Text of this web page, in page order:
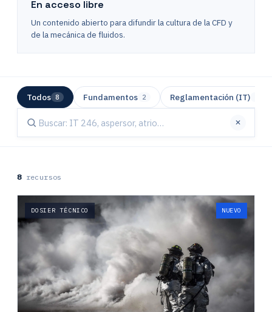
En acceso libre
Un contenido abierto para difundir la cultura de la CFD y
de la mecánica de fluidos.
Todos 8 Fundamentos 2 Reglamentación (IT)
✕
8recursos
DOSIER TÉCNICO NUEVO